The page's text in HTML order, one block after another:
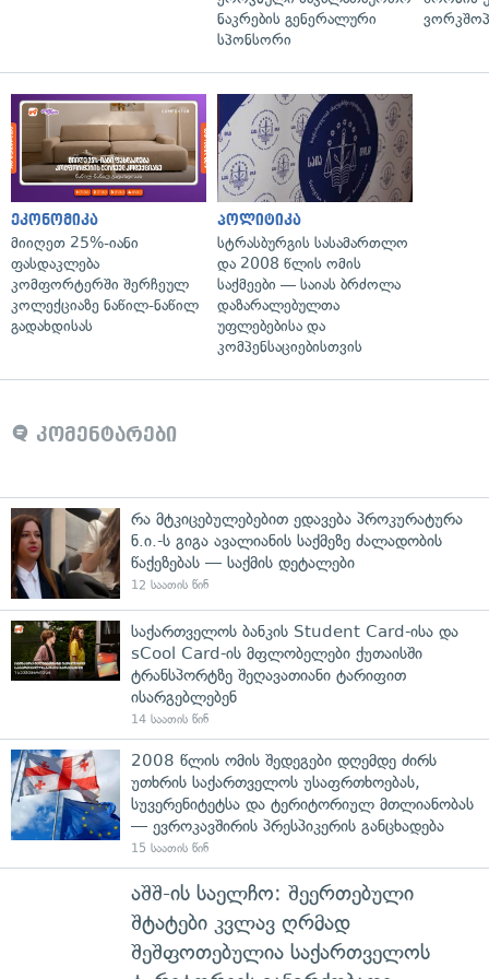
ნაკრების გენერალური
სპონსორი
ეკონომიკა
მიიღეთ 25%-იანი
ფასდაკლება
კომფორტერში შერჩეულ
კოლექციაზე ნაწილ-ნაწილ
გადახდისას
პოლიტიკა
სტრასბურგის სასამართლო
და 2008 წლის ომის
საქმეები — საიას ბრძოლა
დაზარალებულთა
უფლებებისა და
კომპენსაციებისთვის
კომენტარები
რა მტკიცებულებებით ედავება პროკურატურა
ნ.ი.-ს გიგა ავალიანის საქმეზე ძალადობის
წაქეზებას — საქმის დეტალები
12 საათის წინ
საქართველოს ბანკის Student Card-ისა და
sCool Card-ის მფლობელები ქუთაისში
ტრანსპორტზე შეღავათიანი ტარიფით
ისარგებლებენ
14 საათის წინ
2008 წლის ომის შედეგები დღემდე ძირს
უთხრის საქართველოს უსაფრთხოებას,
სუვერენიტეტსა და ტერიტორიულ მთლიანობას
— ევროკავშირის პრესპიკერის განცხადება
15 საათის წინ
აშშ-ის საელჩო: შეერთებული
შტატები კვლავ ღრმად
შეშფოთებულია საქართველოს